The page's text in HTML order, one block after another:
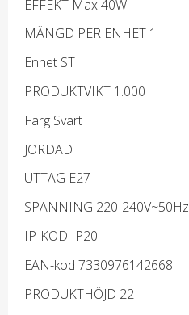
EFFEKT Max 40W
MÄNGD PER ENHET 1
Enhet ST
PRODUKTVIKT 1.000
Färg Svart
JORDAD
UTTAG E27
SPÄNNING 220-240V~50Hz
IP-KOD IP20
EAN-kod 7330976142668
PRODUKTHÖJD 22